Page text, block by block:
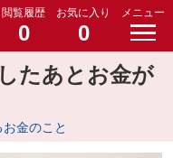
閲覧履歴
0
お気に入り
0
メニュー
たあとお金が
金のこと